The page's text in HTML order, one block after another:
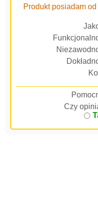
Produkt posiadam od
Czy